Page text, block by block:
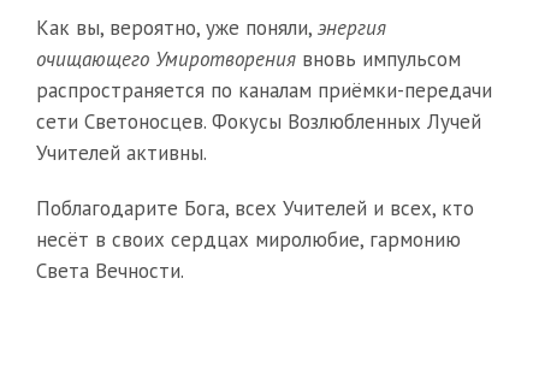
Как вы, вероятно, уже поняли, энергия
очищающего Умиротворения вновь импульсом
распространяется по каналам приёмки-передачи
сети Светоносцев. Фокусы Возлюбленных Лучей
Учителей активны.
Поблагодарите Бога, всех Учителей и всех, кто
несёт в своих сердцах миролюбие, гармонию
Света Вечности.